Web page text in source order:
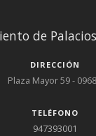
de
DIRECCIÓN
Plaza Mayor 59 -
TELÉFONO
947393001